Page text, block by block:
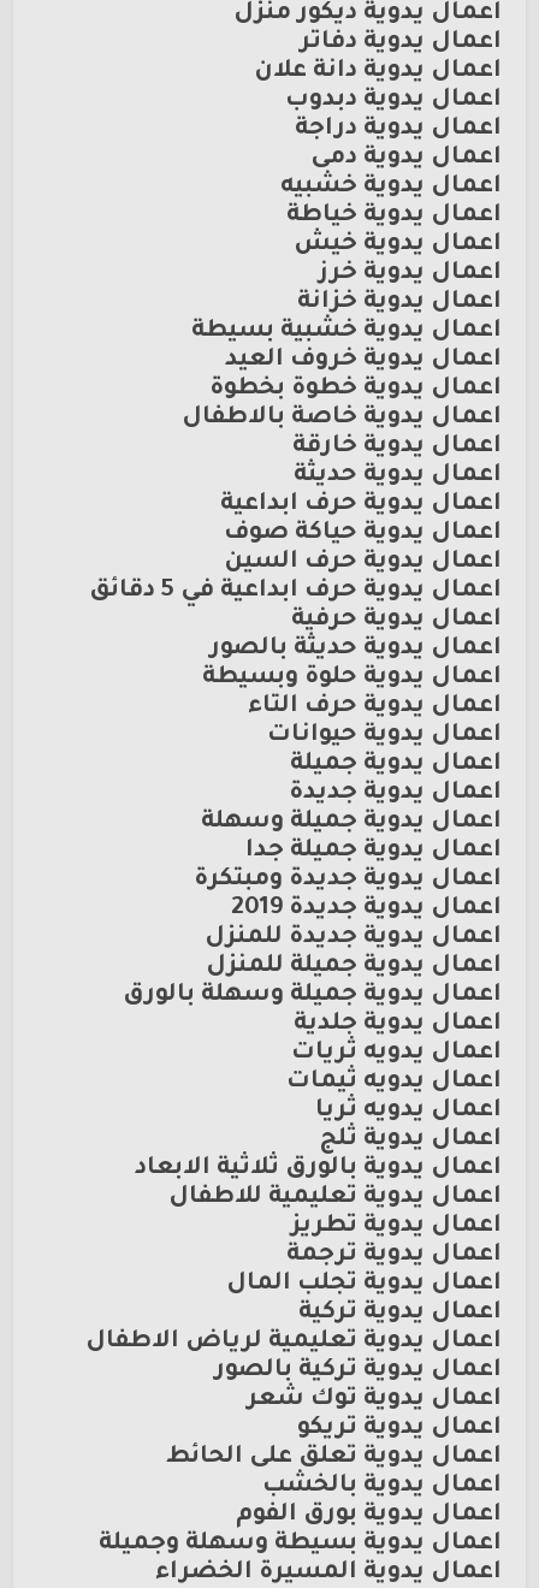
اعمال يدوية ديكور منزل
اعمال يدوية دفاتر
اعمال يدوية دانة علان
اعمال يدوية دبدوب
اعمال يدوية دراجة
اعمال يدوية دمى
اعمال يدوية خشبيه
اعمال يدوية خياطة
اعمال يدوية خيش
اعمال يدوية خرز
اعمال يدوية خزانة
اعمال يدوية خشبية بسيطة
اعمال يدوية خروف العيد
اعمال يدوية خطوة بخطوة
اعمال يدوية خاصة بالاطفال
اعمال يدوية خارقة
اعمال يدوية حديثة
اعمال يدوية حرف ابداعية
اعمال يدوية حياكة صوف
اعمال يدوية حرف السين
اعمال يدوية حرف ابداعية في 5 دقائق
اعمال يدوية حرفية
اعمال يدوية حديثة بالصور
اعمال يدوية حلوة وبسيطة
اعمال يدوية حرف التاء
اعمال يدوية حيوانات
اعمال يدوية جميلة
اعمال يدوية جديدة
اعمال يدوية جميلة وسهلة
اعمال يدوية جميلة جدا
اعمال يدوية جديدة ومبتكرة
اعمال يدوية جديدة 2019
اعمال يدوية جديدة للمنزل
اعمال يدوية جميلة للمنزل
اعمال يدوية جميلة وسهلة بالورق
اعمال يدوية جلدية
اعمال يدويه ثريات
اعمال يدويه ثيمات
اعمال يدويه ثريا
اعمال يدوية ثلج
اعمال يدوية بالورق ثلاثية الابعاد
اعمال يدوية تعليمية للاطفال
اعمال يدوية تطريز
اعمال يدوية ترجمة
اعمال يدوية تجلب المال
اعمال يدوية تركية
اعمال يدوية تعليمية لرياض الاطفال
اعمال يدوية تركية بالصور
اعمال يدوية توك شعر
اعمال يدوية تريكو
اعمال يدوية تعلق على الحائط
اعمال يدوية بالخشب
اعمال يدوية بورق الفوم
اعمال يدوية بسيطة وسهلة وجميلة
اعمال يدوية المسيرة الخضراء